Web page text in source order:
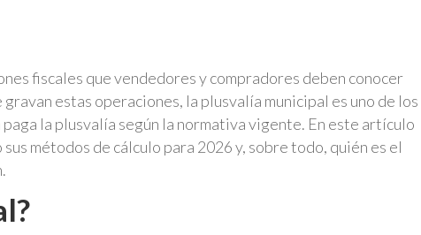
fiscales que vendedores y compradores deben conocer
estas operaciones, la plusvalía municipal es uno de los
la plusvalía según la normativa vigente. En este artículo
métodos de cálculo para 2026 y, sobre todo, quién es el